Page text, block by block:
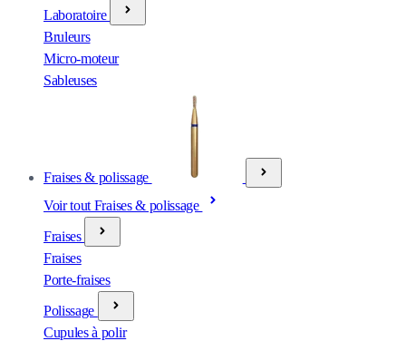
Laboratoire
Bruleurs
Micro-moteur
Sableuses
Fraises & polissage
Voir tout Fraises & polissage
Fraises
Fraises
Porte-fraises
Polissage
Cupules à polir